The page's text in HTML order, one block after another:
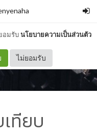
อมรับนโยบายความเป็นส่วนตัว
ไม่ยอมรับ
ทียบ